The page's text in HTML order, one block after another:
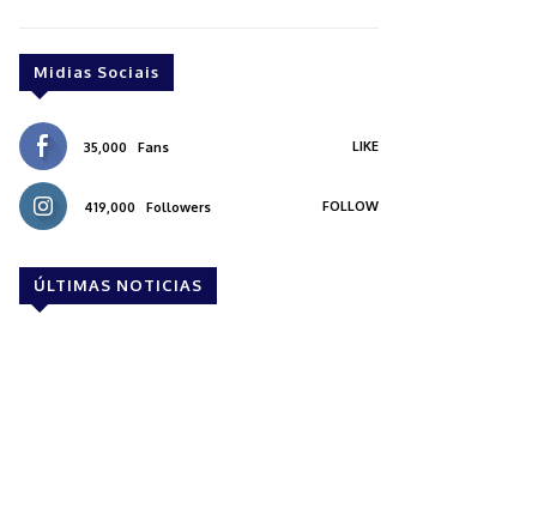
Midias Sociais
35,000 Fans LIKE
419,000 Followers FOLLOW
ÚLTIMAS NOTICIAS